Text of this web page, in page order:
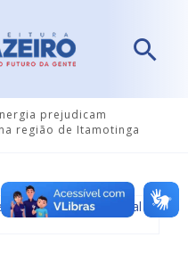
prejudicam
região de Itamotinga
Ambiental -